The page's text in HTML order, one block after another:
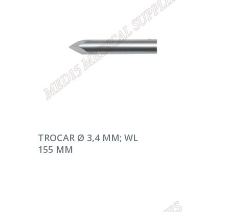
DEVAMINI OKU
TROCAR Ø 3,4 MM; WL
155 MM